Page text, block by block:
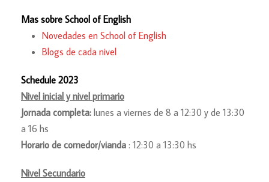
Mas sobre School of English
Novedades en School of English
Blogs de cada nivel
Schedule 2023
Nivel inicial y nivel primario
Jornada completa: lunes a viernes de 8 a 12:30 y de 13:30
a 16 hs
Horario de comedor/vianda : 12:30 a 13:30 hs
Nivel Secundario